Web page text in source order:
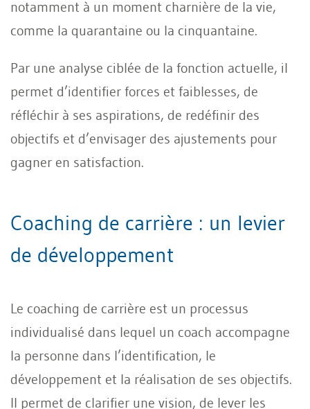
notamment à un moment charnière de la vie,
comme la quarantaine ou la cinquantaine.
Par une analyse ciblée de la fonction actuelle, il
permet d’identifier forces et faiblesses, de
réfléchir à ses aspirations, de redéfinir des
objectifs et d’envisager des ajustements pour
gagner en satisfaction.
Coaching de carrière : un levier
de développement
Le coaching de carrière est un processus
individualisé dans lequel un coach accompagne
la personne dans l’identification, le
développement et la réalisation de ses objectifs.
Il permet de clarifier une vision, de lever les